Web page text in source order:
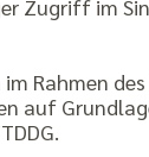
Zugriff im
Rahmen
auf